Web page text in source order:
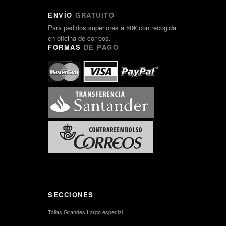
ENVÍO GRATUITO
Para pedidos superiores a 50€ con recogida
en oficina de correos.
FORMAS DE PAGO
SECCIONES
Tallas Grandes Largo especial